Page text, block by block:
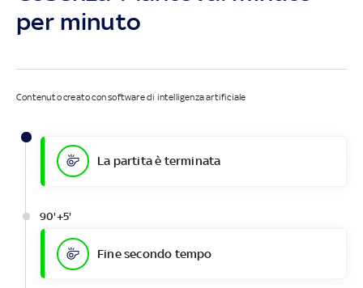
per minuto
Contenuto creato con software di intelligenza artificiale
La partita è terminata
90'+5'
Fine secondo tempo